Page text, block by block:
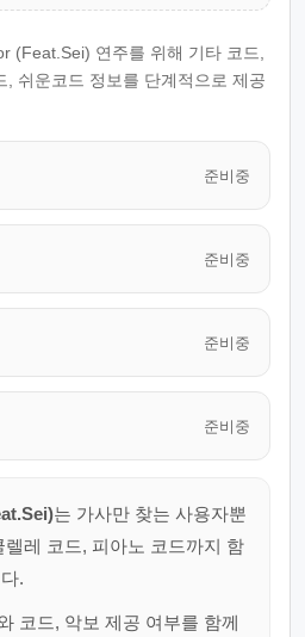
(Feat.Sei) 연주를 위해 기타 코드,
, 쉬운코드 정보를 단계적으로 제공
준비중
준비중
준비중
준비중
는 가사만 찾는 사용자뿐
레 코드, 피아노 코드까지 함
.
코드, 악보 제공 여부를 함께